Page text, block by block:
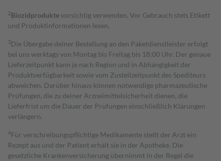
2Biozidproduktevorsichtig verwenden. Vor Gebrauch stets Etikett
und Produktinformationen lesen.
3Die Übergabe deiner Bestellung an den Paketdienstleister erfolgt
bei uns werktags von Montag bis Freitag bis 18:00 Uhr. Der genaue
Lieferzeitpunkt kann je nach Region und in Abhängigkeit der
Produktverfügbarkeit sowie vom Zustellzeitpunkt des Spediteurs
abweichen. Darüber hinaus können notwendige pharmazeutische
Prüfungen, die zu deiner Arzneimittelsicherheit dienen, die
Lieferfrist um die Dauer der Prüfungen einschließlich Klärungen
verlängern.
4Für verschreibungspflichtige Medikamente stellt der Arzt ein
Rezept aus und der Patient erhält sie in der Apotheke. Die
gesetzliche Krankenversicherung übernimmt in der Regel die